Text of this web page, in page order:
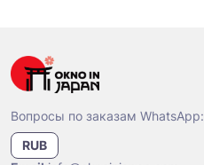
Вопросы по заказам WhatsApp:
RUB